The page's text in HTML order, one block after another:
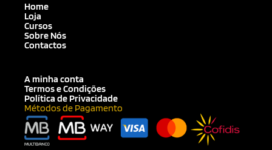
Home
Loja
Cursos
Sobre Nós
Contactos
A minha conta
Termos e Condições
Política de Privacidade
Métodos de Pagamento